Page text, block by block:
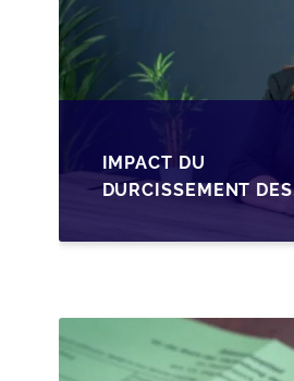
IMPACT DU
DURCISSEMENT DES
CRÉDIT SUR LA